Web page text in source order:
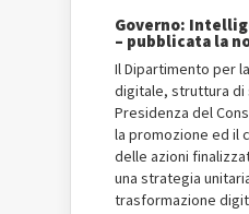
Governo:
– pubblicata la
Il Dipartimento per
digitale, struttura di
Presidenza del
la promozione ed il
delle azioni
una strategia
trasformazione